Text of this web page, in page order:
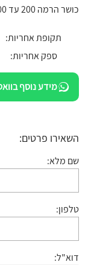
כושר הרמה 200 עד 400 ק"ג,
תקופת אחריות:
ספק אחריות:
מידע נוסף
השאירו פרטים:
שם מלא:
טלפון:
דוא"ל: